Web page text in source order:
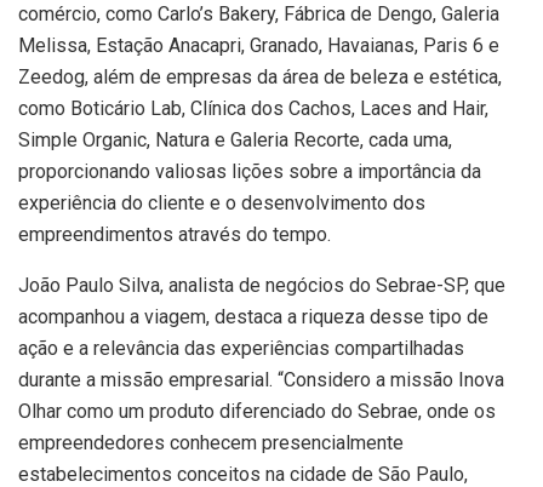
comércio, como Carlo’s Bakery, Fábrica de Dengo, Galeria
Melissa, Estação Anacapri, Granado, Havaianas, Paris 6 e
Zeedog, além de empresas da área de beleza e estética,
como Boticário Lab, Clínica dos Cachos, Laces and Hair,
Simple Organic, Natura e Galeria Recorte, cada uma,
proporcionando valiosas lições sobre a importância da
experiência do cliente e o desenvolvimento dos
empreendimentos através do tempo.
João Paulo Silva, analista de negócios do Sebrae-SP, que
acompanhou a viagem, destaca a riqueza desse tipo de
ação e a relevância das experiências compartilhadas
durante a missão empresarial. “Considero a missão Inova
Olhar como um produto diferenciado do Sebrae, onde os
empreendedores conhecem presencialmente
estabelecimentos conceitos na cidade de São Paulo,